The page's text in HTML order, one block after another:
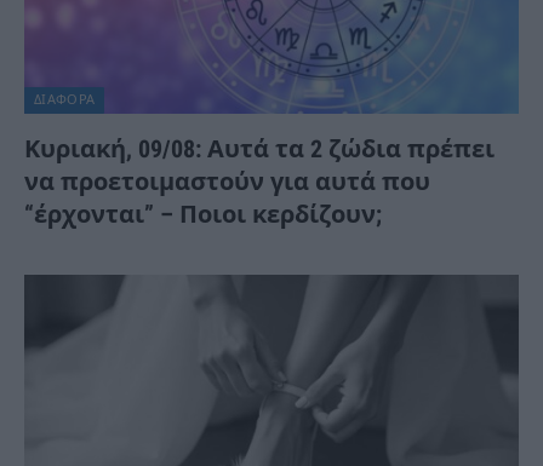
ΔΙΆΦΟΡΑ
Κυριακή, 09/08: Αυτά τα 2 ζώδια πρέπει
να προετοιμαστούν για αυτά που
“έρχονται” – Ποιοι κερδίζουν;